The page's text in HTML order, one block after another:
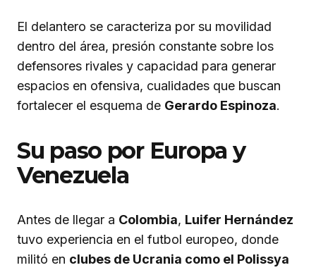
El delantero se caracteriza por su movilidad
dentro del área, presión constante sobre los
defensores rivales y capacidad para generar
espacios en ofensiva, cualidades que buscan
fortalecer el esquema de Gerardo Espinoza.
Su paso por Europa y
Venezuela
Antes de llegar a Colombia, Luifer Hernández
tuvo experiencia en el futbol europeo, donde
militó en clubes de Ucrania como el Polissya